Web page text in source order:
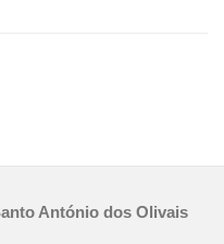
António dos Olivais